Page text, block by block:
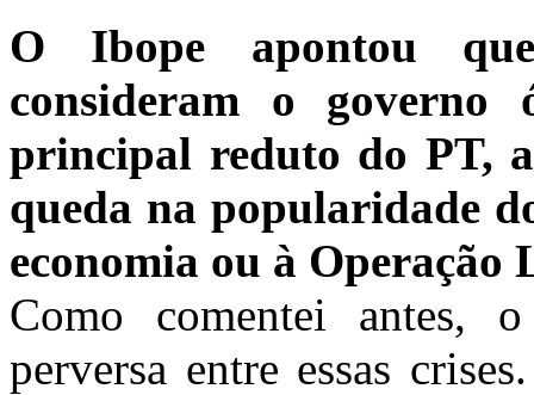
O Ibope apontou
consideram o governo
principal reduto do PT,
queda na popularidade
economia ou à Operação
Como comentei antes,
perversa entre essas